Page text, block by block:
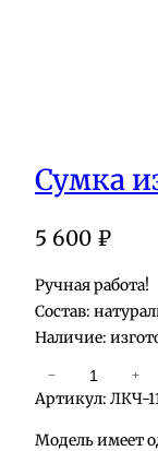
Сумка
5 600 ₽
Ручная работа!
Состав:
Наличие:
о
л
− +
Артикул: ЛКЧ-
Модель имеет